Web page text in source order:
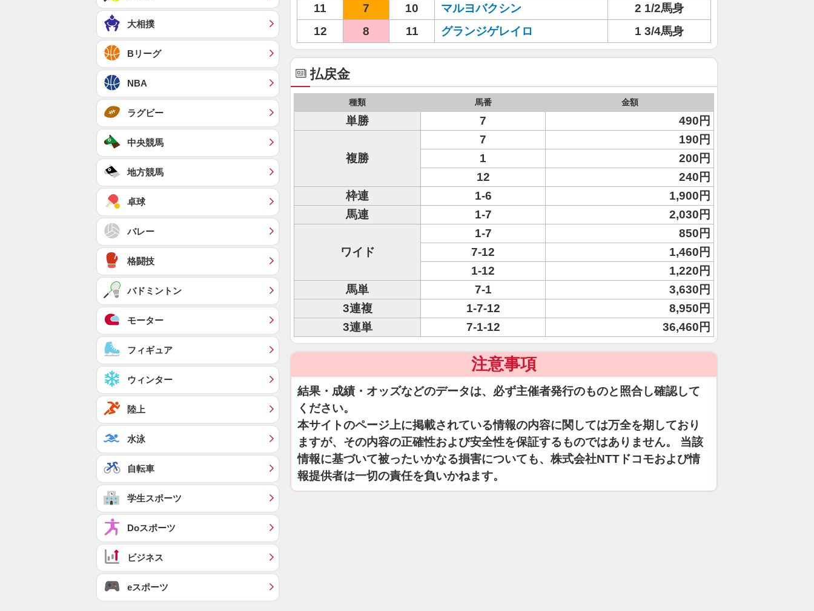
11
7 10 マルヨバクシン
2 1/2馬身
12
8 11 グランジゲレイロ 1 3/4馬身
払戻金
種類 馬番 金額
単勝 7 490円
複勝
7
190円
1
200円
12
240円
枠連
1-6
1,900円
馬連
1-7 2,030円
ワイド
1-7
850円
7-12
1,460円
1-12
1,220円
馬単
7-1
3,630円
3連複
1-7-12
8,950円
3連単
7-1-12 36,460円
注意事項
結果・成績・オッズなどのデータは、必ず主催者発行のものと照合し確認して
ください。
本サイトのページ上に掲載されている情報の内容に関しては万全を期しており
ますが、その内容の正確性および安全性を保証するものではありません。 当該
情報に基づいて被ったいかなる損害についても、株式会社NTTドコモおよび情
報提供者は一切の責任を負いかねます。
大相撲
Bリーグ
NBA
ラグビー
中央競馬
地方競馬
卓球
バレー
格闘技
バドミントン
モーター
フィギュア
ウィンター
陸上
水泳
自転車
学生スポーツ
Doスポーツ
ビジネス
eスポーツ